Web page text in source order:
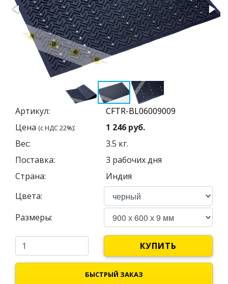
Артикул:
Цена (с НДС 22%): 1 246 руб.
Вес:
3.5 кг.
Поставка:
3 рабочих дня
Страна:
Индия
Цвета:
Размеры:
КУПИТЬ
БЫСТРЫЙ ЗАКАЗ